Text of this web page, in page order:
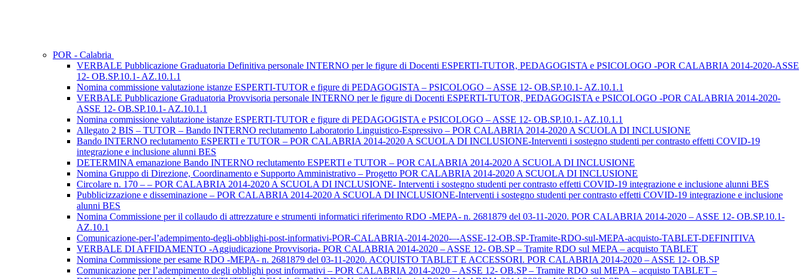
POR - Calabria
VERBALE Pubblicazione Graduatoria Definitiva personale INTERNO per le figure di Docenti ESPERTI-TUTOR, PEDAGOGISTA e PSICOLOGO -POR CALABRIA 2014-2020-ASSE
12- OB.SP.10.1- AZ.10.1.1
Nomina commissione valutazione istanze ESPERTI-TUTOR e figure di PEDAGOGISTA – PSICOLOGO – ASSE 12- OB.SP.10.1- AZ.10.1.1
VERBALE Pubblicazione Graduatoria Provvisoria personale INTERNO per le figure di Docenti ESPERTI-TUTOR, PEDAGOGISTA e PSICOLOGO -POR CALABRIA 2014-2020-
ASSE 12- OB.SP.10.1- AZ.10.1.1
Nomina commissione valutazione istanze ESPERTI-TUTOR e figure di PEDAGOGISTA e PSICOLOGO – ASSE 12- OB.SP.10.1- AZ.10.1.1
Allegato 2 BIS – TUTOR – Bando INTERNO reclutamento Laboratorio Linguistico-Espressivo – POR CALABRIA 2014-2020 A SCUOLA DI INCLUSIONE
Bando INTERNO reclutamento ESPERTI e TUTOR – POR CALABRIA 2014-2020 A SCUOLA DI INCLUSIONE-Interventi i sostegno studenti per contrasto effetti COVID-19
integrazione e inclusione alunni BES
DETERMINA emanazione Bando INTERNO reclutamento ESPERTI e TUTOR – POR CALABRIA 2014-2020 A SCUOLA DI INCLUSIONE
Nomina Gruppo di Direzione, Coordinamento e Supporto Amministrativo – Progetto POR CALABRIA 2014-2020 A SCUOLA DI INCLUSIONE
Circolare n. 170 – – POR CALABRIA 2014-2020 A SCUOLA DI INCLUSIONE- Interventi i sostegno studenti per contrasto effetti COVID-19 integrazione e inclusione alunni BES
Pubblicizzazione e disseminazione – POR CALABRIA 2014-2020 A SCUOLA DI INCLUSIONE-Interventi i sostegno studenti per contrasto effetti COVID-19 integrazione e inclusione
alunni BES
Nomina Commissione per il collaudo di attrezzature e strumenti informatici riferimento RDO -MEPA- n. 2681879 del 03-11-2020. POR CALABRIA 2014-2020 – ASSE 12- OB.SP.10.1-
AZ.10.1
Comunicazione-per-l’adempimento-degli-obblighi-post-informativi-POR-CALABRIA-2014-2020-–-ASSE-12-OB.SP-Tramite-RDO-sul-MEPA-acquisto-TABLET-DEFINITIVA
VERBALE DI AFFIDAMENTO -Aggiudicazione Provvisoria- POR CALABRIA 2014-2020 – ASSE 12- OB.SP – Tramite RDO sul MEPA – acquisto TABLET
Nomina Commissione per esame RDO -MEPA- n. 2681879 del 03-11-2020. ACQUISTO TABLET E ACCESSORI. POR CALABRIA 2014-2020 – ASSE 12- OB.SP
Comunicazione per l’adempimento degli obblighi post informativi – POR CALABRIA 2014-2020 – ASSE 12- OB.SP – Tramite RDO sul MEPA – acquisto TABLET –